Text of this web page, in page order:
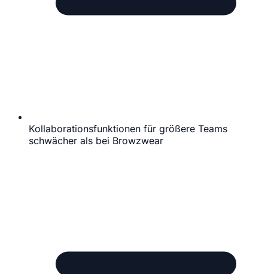
Kollaborationsfunktionen für größere Teams
schwächer als bei Browzwear